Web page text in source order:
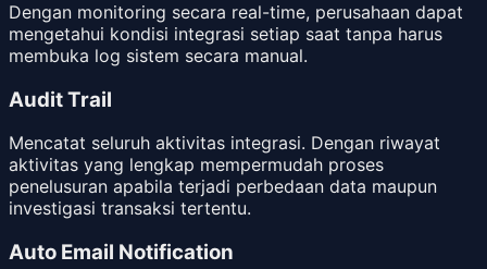
Dengan monitoring secara real-time, perusahaan dapat
mengetahui kondisi integrasi setiap saat tanpa harus
membuka log sistem secara manual.
Audit Trail
Mencatat seluruh aktivitas integrasi. Dengan riwayat
aktivitas yang lengkap mempermudah proses
penelusuran apabila terjadi perbedaan data maupun
investigasi transaksi tertentu.
Auto Email Notification